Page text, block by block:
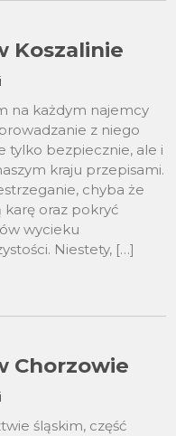
Koszalinie
na każdym najemcy
z niego
tylko bezpiecznie, ale i
kraju przepisami.
chyba że
karę oraz pokryć
wycieku
Niestety, […]
Chorzowie
śląskim, część